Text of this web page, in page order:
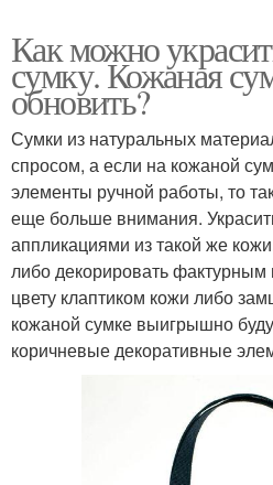
Как можно
сумку. Кожаная
обновить?
Сумки из натуральных
спросом, а если на кожаной
элементы ручной работы, то
еще больше внимания.
аппликациями из такой же
либо декорировать
цвету клаптиком кожи либо
кожаной сумке выигрышно
коричневые декоративные